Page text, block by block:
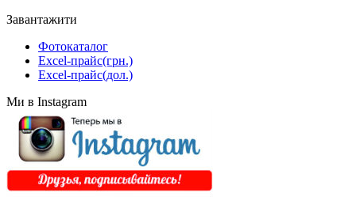
Завантажити
Фотокаталог
Excel-прайс(грн.)
Excel-прайс(дол.)
Ми в Instagram